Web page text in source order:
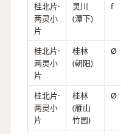
桂北片·
两灵小
片
灵川
(潭下)
f
桂北片·
两灵小
片
桂林
(朝阳)
Ø
桂北片·
两灵小
片
桂林
(雁山
竹园)
Ø